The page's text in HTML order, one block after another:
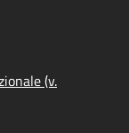
(v.